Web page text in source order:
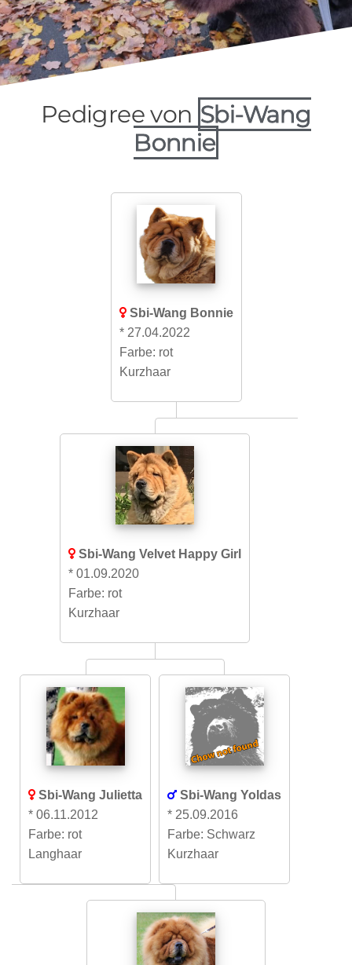
Pedigree von Sbi-Wang
Bonnie​
Sbi-Wang Bonnie
* 27.04.2022
Farbe: rot
Kurzhaar
Sbi-Wang Velvet Happy Girl
* 01.09.2020
Farbe: rot
Kurzhaar
Sbi-Wang Julietta
* 06.11.2012
Farbe: rot
Langhaar
Sbi-Wang Yoldas
* 25.09.2016
Farbe: Schwarz
Kurzhaar